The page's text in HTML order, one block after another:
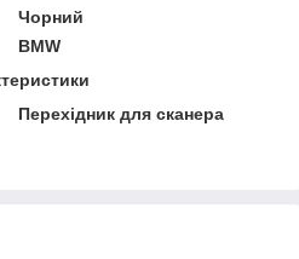
Чорний
BMW
Перехідник для сканера